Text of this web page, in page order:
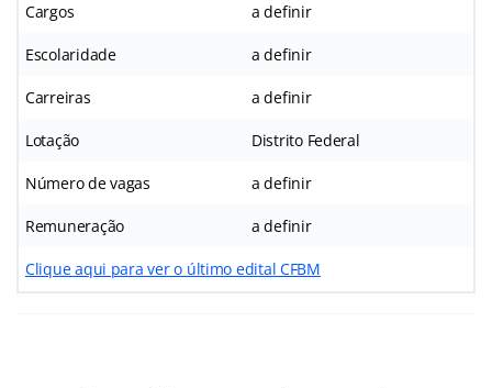
Cargos a definir
Escolaridade a definir
Carreiras a definir
Lotação Distrito Federal
Número de vagas a definir
Remuneração a definir
Clique aqui para ver o último edital CFBM